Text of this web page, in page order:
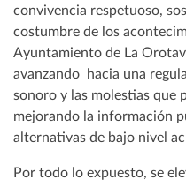
convivencia respetuoso,
costumbre de los
Ayuntamiento de La
avanzando hacia una
sonoro y las molestias que
mejorando la información
alternativas de bajo nivel
Por todo lo expuesto, se